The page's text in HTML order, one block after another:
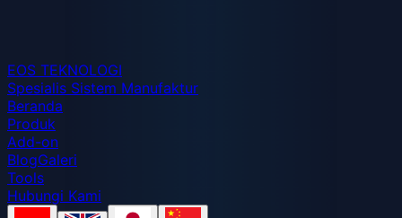
EOS TEKNOLOGI
Spesialis Sistem Manufaktur
Beranda
Produk
Add-on
BlogGaleri
Tools
Hubungi Kami